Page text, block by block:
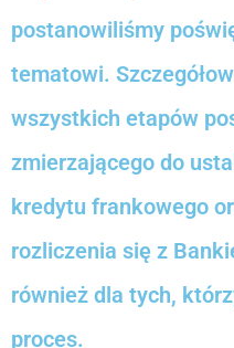
postanowiliśmy
tematowi.
wszystkich etapów
zmierzającego do
kredytu frankowego
rozliczenia się z
również dla tych,
proces.